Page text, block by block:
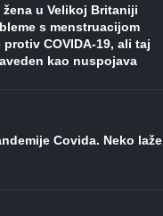
žena u Velikoj Britaniji
s menstruacijom
COVIDA-19, ali taj
kao nuspojava
Covida. Neko laže